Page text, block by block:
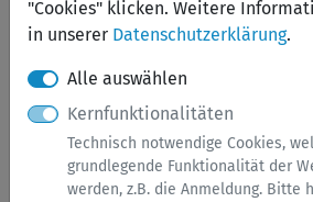
"Cookies" klicken. Weitere
in unserer Datenschutzerklärung.
Alle auswählen
Kernfunktionalitäten
Technisch notwendige Cookies,
grundlegende Funktionalität der
werden, z.B. die Anmeldung. Bitte